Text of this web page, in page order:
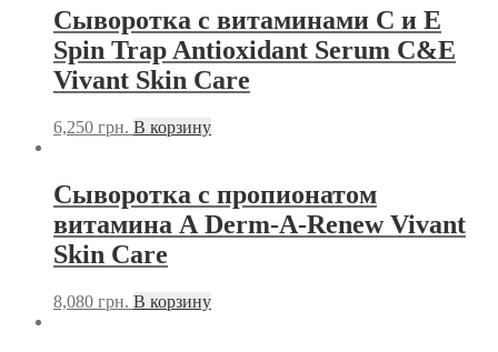
Сыворотка с витаминами С и E
Spin Trap Antioxidant Serum С&E
Vivant Skin Care
6,250 грн. В корзину
Сыворотка с пропионатом
витамина А Derm-A-Renew Vivant
Skin Care
8,080 грн. В корзину